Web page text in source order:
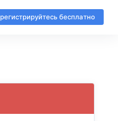
бесплатно